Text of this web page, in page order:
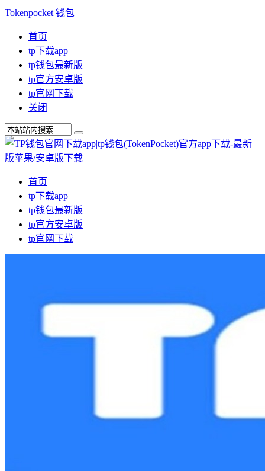
Tokenpocket 钱包
首页
tp下载app
tp钱包最新版
tp官方安卓版
tp官网下载
关闭
首页
tp下载app
tp钱包最新版
tp官方安卓版
tp官网下载